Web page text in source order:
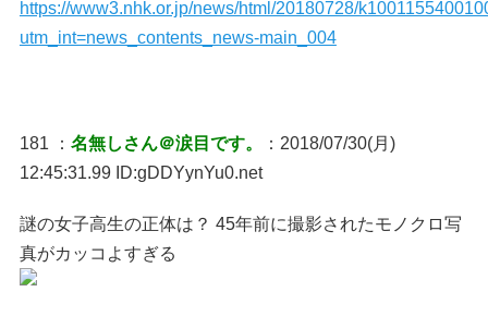
https://www3.nhk.or.jp/news/html/20180728/
utm_int=news_contents_news-main_004
181 ： 名無しさん＠涙目です。
：2018/07/30(月)
12:45:31.99 ID:gDDYynYu0.net
謎の女子高生の正体は？ 45年前に撮影されたモノクロ写
真がカッコよすぎる